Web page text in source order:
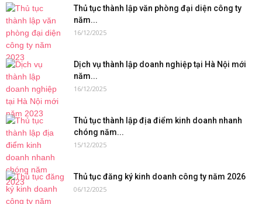
Thủ tục thành lập văn phòng đại diện công ty
năm...
16/12/2025
Dịch vụ thành lập doanh nghiệp tại Hà Nội mới
năm...
16/12/2025
Thủ tục thành lập địa điểm kinh doanh nhanh
chóng năm...
15/12/2025
Thủ tục đăng ký kinh doanh công ty năm 2026
06/12/2025